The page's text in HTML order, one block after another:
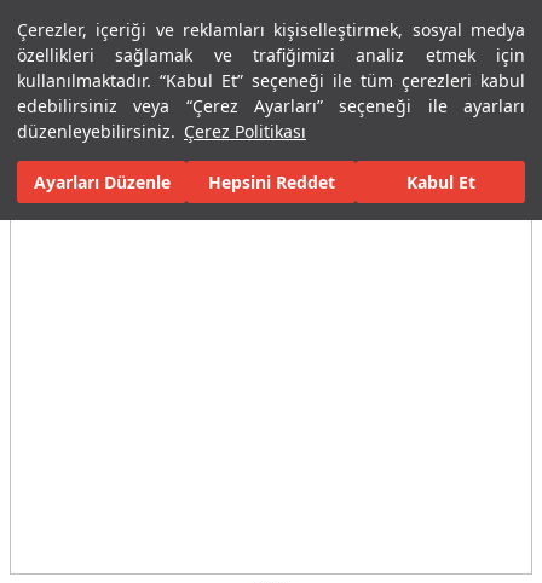
Çerezler, içeriği ve reklamları kişiselleştirmek, sosyal medya
özellikleri sağlamak ve trafiğimizi analiz etmek için
kullanılmaktadır. “Kabul Et” seçeneği ile tüm çerezleri kabul
edebilirsiniz veya “Çerez Ayarları” seçeneği ile ayarları
düzenleyebilirsiniz. Çerez Politikası
Ayarları Düzenle Hepsini Reddet Kabul Et
Menü Menü
Ana Sayfa Karolar Porselen Plaka ve Karolar Tüm Porselen
Tüm Görseller(2)